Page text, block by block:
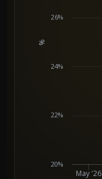
%
May '26
20%
22%
24%
26%